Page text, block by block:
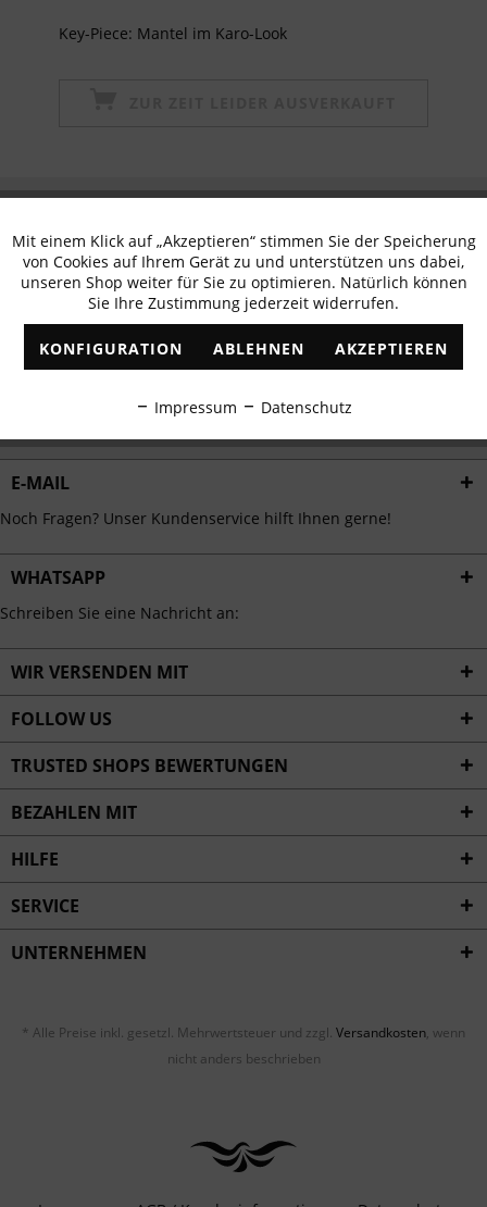
Key-Piece: Mantel im Karo-Look
erhalten
✓ Exklusive Angebote ✓ Die aktuellsten Trends
E-MAIL
Noch Fragen? Unser Kundenservice hilft Ihnen gerne!
WHATSAPP
Schreiben Sie eine Nachricht an:
WIR VERSENDEN MIT
FOLLOW US
TRUSTED SHOPS BEWERTUNGEN
BEZAHLEN MIT
HILFE
SERVICE
UNTERNEHMEN
* Alle Preise inkl. gesetzl. Mehrwertsteuer und zzgl. Versandkosten, wenn
nicht anders beschrieben
Funktionale Aktiv
Marketing Inaktiv
Tracking Inaktiv
Personalisierung Inaktiv
Service
Mit einem Klick auf „Akzeptieren“ stimmen Sie der Speicherung
von Cookies auf Ihrem Gerät zu und unterstützen uns dabei,
unseren Shop weiter für Sie zu optimieren. Natürlich können
Sie Ihre Zustimmung jederzeit widerrufen.
KONFIGURATION ABLEHNEN AKZEPTIEREN
Impressum Datenschutz